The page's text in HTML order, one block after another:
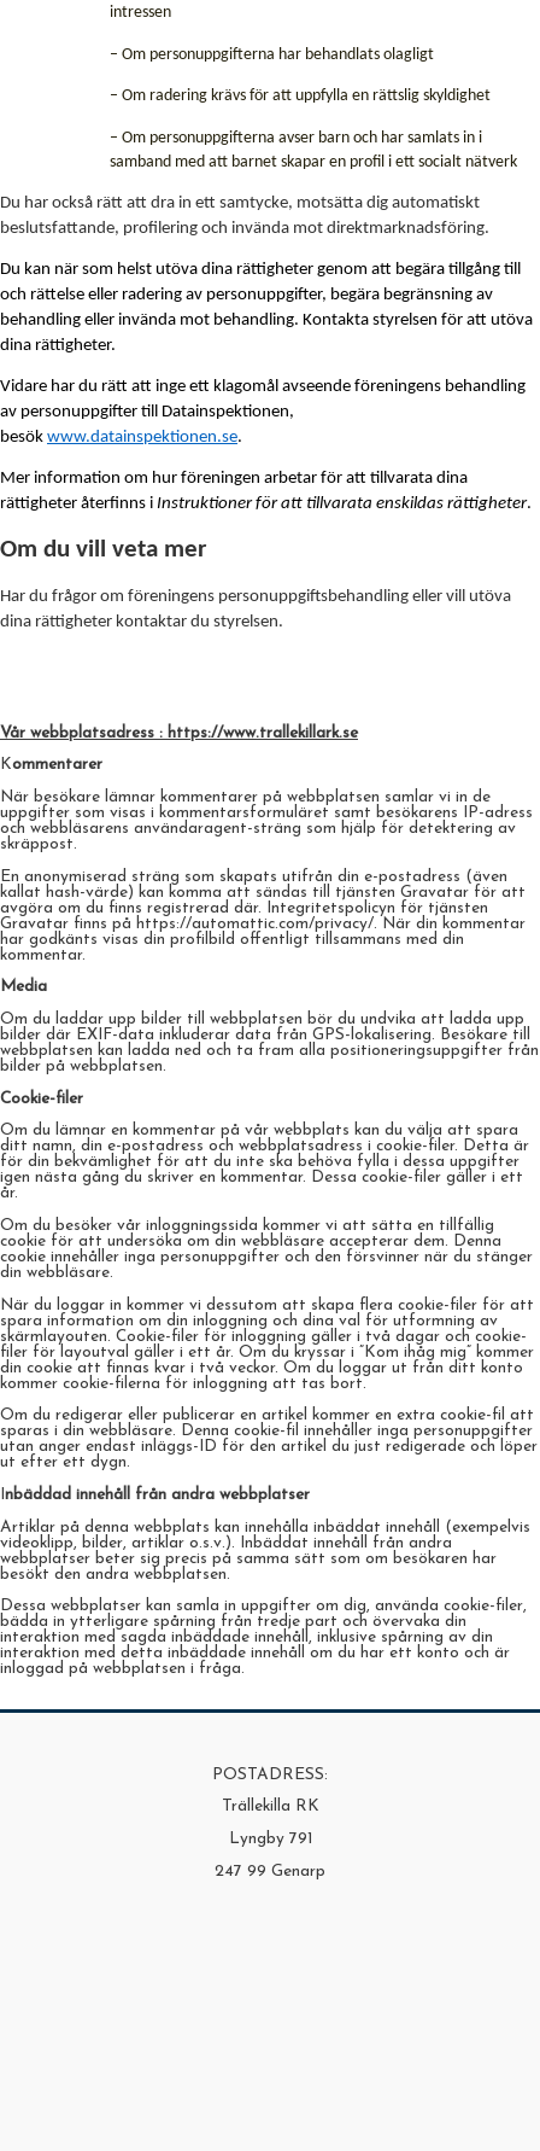
intressen
– Om personuppgifterna har behandlats olagligt
– Om radering krävs för att uppfylla en rättslig skyldighet
– Om personuppgifterna avser barn och har samlats in i
samband med att barnet skapar en profil i ett socialt nätverk
Du har också rätt att dra in ett samtycke, motsätta dig automatiskt
beslutsfattande, profilering och invända mot direktmarknadsföring.
Du kan när som helst utöva dina rättigheter genom att begära tillgång till
och rättelse eller radering av personuppgifter, begära begränsning av
behandling eller invända mot behandling. Kontakta styrelsen för att utöva
dina rättigheter.
Vidare har du rätt att inge ett klagomål avseende föreningens behandling
av personuppgifter till Datainspektionen,
besök www.datainspektionen.se.
Mer information om hur föreningen arbetar för att tillvarata dina
rättigheter återfinns i Instruktionerför att tillvarata enskildas rättigheter.
Om du vill veta mer
Har du frågor om föreningens personuppgiftsbehandling eller vill utöva
dina rättigheter kontaktar du styrelsen.
Vår webbplatsadress : https://www.trallekillark.se
Kommentarer
När besökare lämnar kommentarer på webbplatsen samlar vi in de
uppgifter som visas i kommentarsformuläret samt besökarens IP-adress
och webbläsarens användaragent-sträng som hjälp för detektering av
skräppost.
En anonymiserad sträng som skapats utifrån din e-postadress (även
kallat hash-värde) kan komma att sändas till tjänsten Gravatar för att
avgöra om du finns registrerad där. Integritetspolicyn för tjänsten
Gravatar finns på https://automattic.com/privacy/. När din kommentar
har godkänts visas din profilbild offentligt tillsammans med din
kommentar.
Media
Om du laddar upp bilder till webbplatsen bör du undvika att ladda upp
bilder där EXIF-data inkluderar data från GPS-lokalisering. Besökare till
webbplatsen kan ladda ned och ta fram alla positioneringsuppgifter från
bilder på webbplatsen.
Cookie-filer
Om du lämnar en kommentar på vår webbplats kan du välja att spara
ditt namn, din e-postadress och webbplatsadress i cookie-filer. Detta är
för din bekvämlighet för att du inte ska behöva fylla i dessa uppgifter
igen nästa gång du skriver en kommentar. Dessa cookie-filer gäller i ett
år.
Om du besöker vår inloggningssida kommer vi att sätta en tillfällig
cookie för att undersöka om din webbläsare accepterar dem. Denna
cookie innehåller inga personuppgifter och den försvinner när du stänger
din webbläsare.
När du loggar in kommer vi dessutom att skapa flera cookie-filer för att
spara information om din inloggning och dina val för utformning av
skärmlayouten. Cookie-filer för inloggning gäller i två dagar och cookie-
filer för layoutval gäller i ett år. Om du kryssar i ”Kom ihåg mig” kommer
din cookie att finnas kvar i två veckor. Om du loggar ut från ditt konto
kommer cookie-filerna för inloggning att tas bort.
Om du redigerar eller publicerar en artikel kommer en extra cookie-fil att
sparas i din webbläsare. Denna cookie-fil innehåller inga personuppgifter
utan anger endast inläggs-ID för den artikel du just redigerade och löper
ut efter ett dygn.
nbäddad innehåll från andra webbplatser
Artiklar på denna webbplats kan innehålla inbäddat innehåll (exempelvis
videoklipp, bilder, artiklar o.s.v.). Inbäddat innehåll från andra
webbplatser beter sig precis på samma sätt som om besökaren har
besökt den andra webbplatsen.
Dessa webbplatser kan samla in uppgifter om dig, använda cookie-filer,
bädda in ytterligare spårning från tredje part och övervaka din
interaktion med sagda inbäddade innehåll, inklusive spårning av din
interaktion med detta inbäddade innehåll om du har ett konto och är
inloggad på webbplatsen i fråga.
POSTADRESS:
Trällekilla RK
Lyngby 791
247 99 Genarp